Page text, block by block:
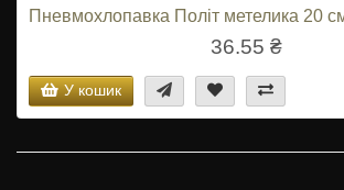
Пневмохлопавка Політ метелика 20
36.55 ₴
У кошик